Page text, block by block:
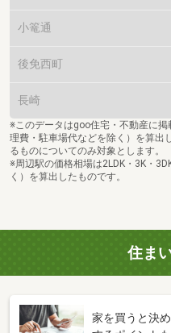
小篭通
後免西町
長崎
※このデータはgoo住宅・不動産に
理費・駐車場代などを除く）を算出
るものについてのみ対象とします。
※周辺駅の価格相場は2LDK・3K・
く）を算出したものです。
住ま
家を買うと決